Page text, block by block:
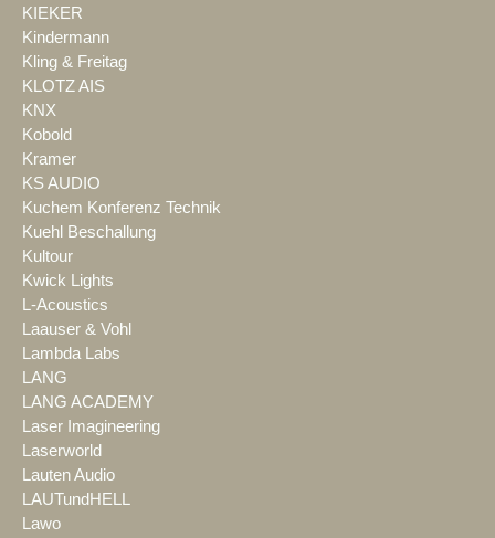
KIEKER
Kindermann
Kling & Freitag
KLOTZ AIS
KNX
Kobold
Kramer
KS AUDIO
Kuchem Konferenz Technik
Kuehl Beschallung
Kultour
Kwick Lights
L-Acoustics
Laauser & Vohl
Lambda Labs
LANG
LANG ACADEMY
Laser Imagineering
Laserworld
Lauten Audio
LAUTundHELL
Lawo